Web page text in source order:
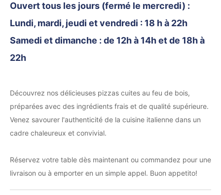
Ouvert tous les jours (fermé le mercredi) :
Lundi, mardi, jeudi et vendredi : 18 h à 22h
Samedi et dimanche : de 12h à 14h et de 18h à
22h
Découvrez nos délicieuses pizzas cuites au feu de bois,
préparées avec des ingrédients frais et de qualité supérieure.
Venez savourer l'authenticité de la cuisine italienne dans un
cadre chaleureux et convivial.
Réservez votre table dès maintenant ou commandez pour une
livraison ou à emporter en un simple appel. Buon appetito!